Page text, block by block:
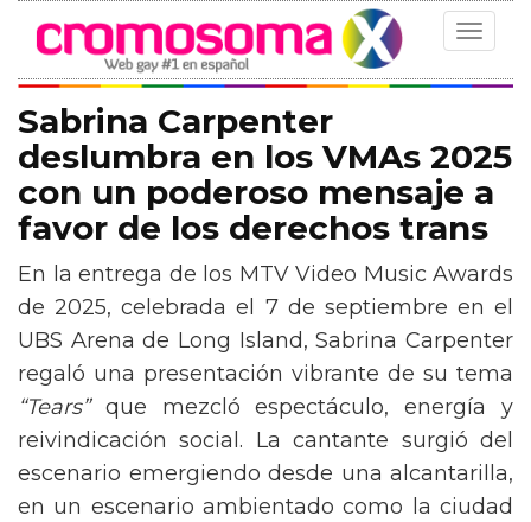
Toggle
Sabrina Carpenter
deslumbra en los VMAs 2025
con un poderoso mensaje a
favor de los derechos trans
En la entrega de los MTV Video Music Awards
de 2025, celebrada el 7 de septiembre en el
UBS Arena de Long Island, Sabrina Carpenter
regaló una presentación vibrante de su tema
“Tears”que mezcló espectáculo, energía y
reivindicación social. La cantante surgió del
escenario emergiendo desde una alcantarilla,
en un escenario ambientado como la ciudad